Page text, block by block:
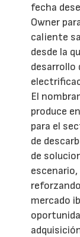
fecha
Owner
caliente
desde la
desarrollo
El
produce
para el
de
de
mercado